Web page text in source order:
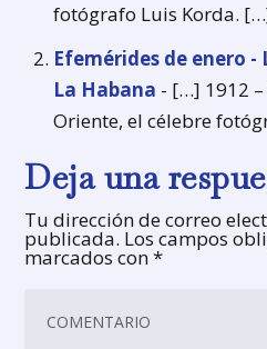
fotógrafo Luis Korda.
Efemérides de enero -
La Habana - […] 1912
Oriente, el célebre
Deja una
Tu dirección de correo
publicada. Los campos
marcados con*